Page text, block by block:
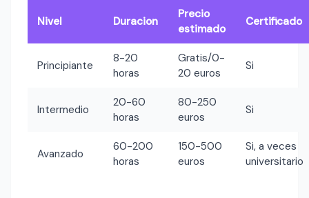
Nivel Duracion
Precio
estimado
Certificado
Principiante
8-20
horas
Gratis/0-
20 euros
Si
Intermedio
20-60
horas
80-250
euros
Si
Avanzado
60-200
horas
150-500
euros
Si, a veces
universitario